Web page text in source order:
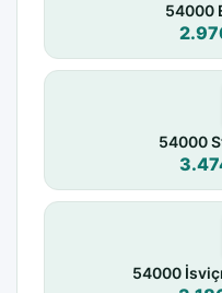
54000
54000
54000